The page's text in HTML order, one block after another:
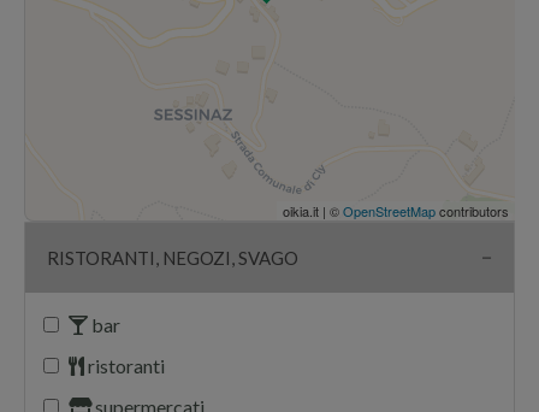
oikia.it | ©OpenStreetMapcontributors
RISTORANTI, NEGOZI, SVAGO
bar
ristoranti
supermercati